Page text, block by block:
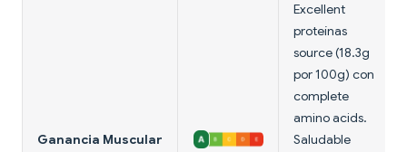
Ganancia Muscular
Excellent
proteínas
source (18.3g
por 100g) con
complete
amino acids.
Saludable